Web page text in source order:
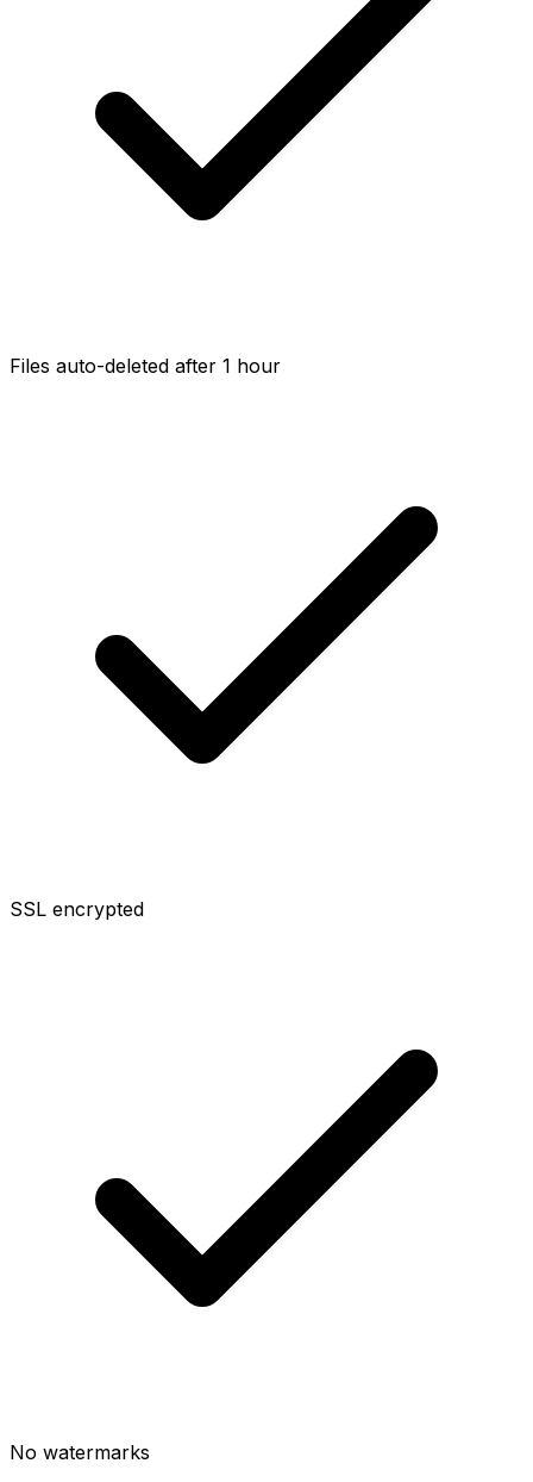
Files auto-deleted after 1 hour
SSL encrypted
No watermarks